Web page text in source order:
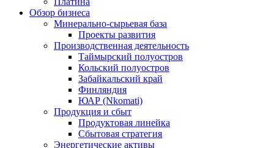
Обзор бизнеса
Минерально-сырьевая база
Проекты развития
Производственная деятельность
Таймырский полуостров
Кольский полуостров
Забайкальский край
Финляндия
ЮАР (Nkomati)
Продукция и сбыт
Продуктовая линейка
Сбытовая стратегия
Энергетические активы